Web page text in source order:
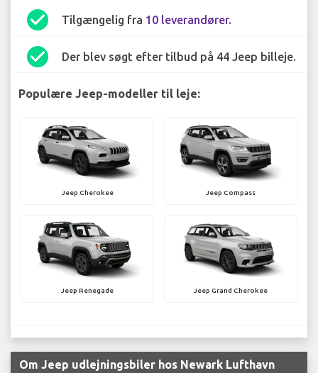
check_circle Tilgængelig fra 10 leverandører.
check_circle Der blev søgt efter tilbud på 44 Jeep billeje.
Populære Jeep-modeller til leje:
Jeep Cherokee Jeep Compass
Jeep Renegade Jeep Grand Cherokee
Om Jeep udlejningsbiler hos Newark Lufthavn